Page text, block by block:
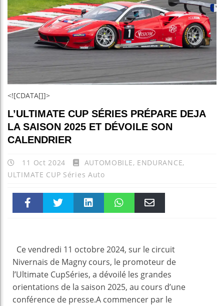
<![CDATA[]]>
L’ULTIMATE CUP SÉRIES PRÉPARE DEJA
LA SAISON 2025 ET DÉVOILE SON
CALENDRIER
11 Oct 2024 AUTOMOBILE, ENDURANCE,
ULTIMATE CUP Séries Auto
pt
Ce vendredi 11 octobre 2024, sur le circuit
Nivernais de Magny cours, le promoteur de
l’Ultimate CupSéries, a dévoilé les grandes
orientations de la saison 2025, au cours d’une
conférence de presse.A commencer par le